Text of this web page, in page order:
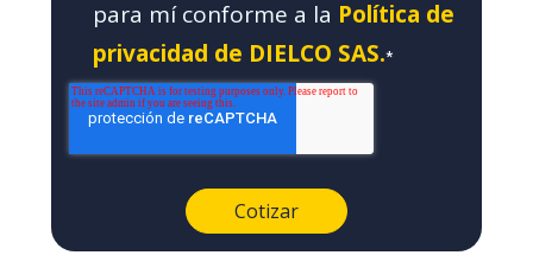
para mí conforme a la Política de
privacidad de DIELCO SAS.*